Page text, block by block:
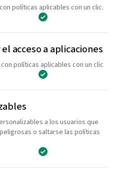
políticas aplicables con un clic.
acceso a aplicaciones
políticas aplicables con un clic
a los usuarios que
o saltarse las políticas